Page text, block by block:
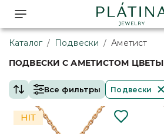
Каталог / Подвески / Аметист
ПОДВЕСКИ С АМЕТИСТОМ ЦВЕТЫ
Все фильтры Подвески